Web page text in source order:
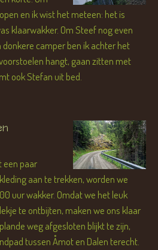
en ik wist het meteen: het is
klaarwakker. Om Steef nog even
camper ben ik achter het
hangt, gaan zitten met
ook Stefan uit bed.
een paar
aan te trekken, worden we
uur wakker. Omdat we het leuk
te ontbijten, maken we ons klaar
weg afgesloten blijkt te zijn,
tussen Åmot en Dalen terecht.